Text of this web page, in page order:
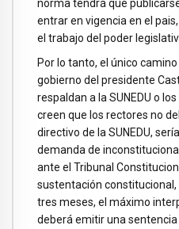
norma tendrá que
entrar en vigencia en el
el trabajo del poder
Por lo tanto, el único
gobierno del presidente
respaldan a la SUNEDU o
creen que los rectores no
directivo de la SUNEDU,
demanda de
ante el Tribunal
sustentación constitucional,
tres meses, el máximo
deberá emitir una